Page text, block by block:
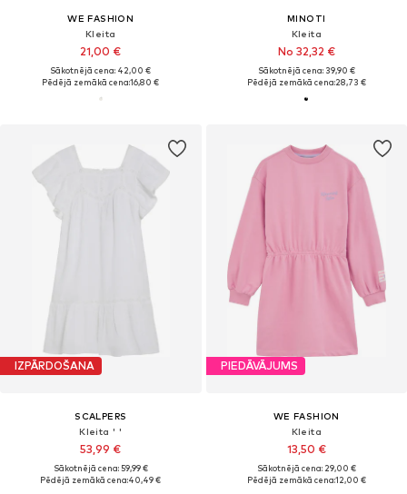
WE FASHION
Kleita
21,00 €
Sākotnējā cena: 42,00 €
Pēdējā zemākā cena:16,80 €
MINOTI
Kleita
No 32,32 €
Sākotnējā cena: 39,90 €
Pēdējā zemākā cena:28,73 €
IZPĀRDOŠANA
SCALPERS
Kleita ' '
53,99 €
Sākotnējā cena: 59,99 €
Pēdējā zemākā cena:40,49 €
PIEDĀVĀJUMS
WE FASHION
Kleita
13,50 €
Sākotnējā cena: 29,00 €
Pēdējā zemākā cena:12,00 €